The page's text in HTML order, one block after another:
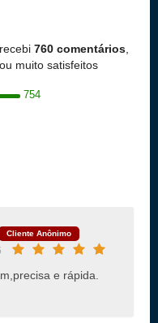
760 comentários
muito satisfeitos
754
Cliente Anônimo
e rápida.